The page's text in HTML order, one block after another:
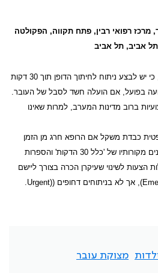
מרכז רפואי רבין, פתח תקווה, הפקולטה
אביב, תל אביב
במסגרת 'כלל 30 הדקות' נקבע, כי יש לבצע ניתוח לחיתוך הדופן תוך 30 דקות
בפועל, אם הועלה חשד לסבל של העובר.
ברוב מדינות המערב, למרות שאינו
משפטית כבדת משקל אם הרופא חרג מן הזמן
הנקוב בכלל זה. בסקירה זו נבחנים מקורותיו של 'כלל 30 הדקות' והספרות
הצעות לשינוי שעיקרן הכרה בצורך ליישם
), אך לא בניתוחים דחופים ((Urgent
.
מצוקת עובר